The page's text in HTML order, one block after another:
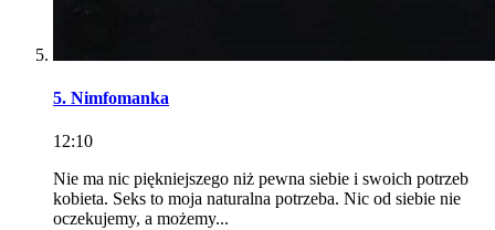
5. Nimfomanka
12:10
Nie ma nic piękniejszego niż pewna siebie i swoich potrzeb
kobieta. Seks to moja naturalna potrzeba. Nic od siebie nie
oczekujemy, a możemy...